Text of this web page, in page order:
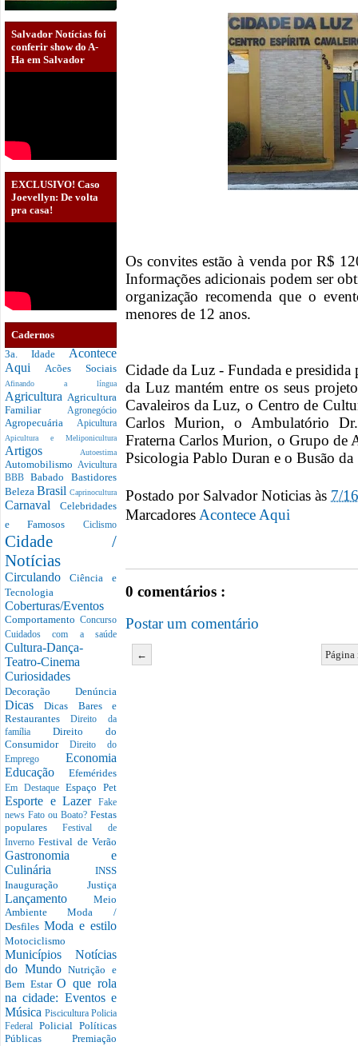
Salvador Notícias foi
conferir show do A-
Ha em Salvador
EXCLUSIVO! Caso
Joevellyn: De volta
pra casa!
Cadernos
3a. Idade Acontece
Aqui Acões Sociais
Afinando a língua
Agricultura Agricultura
Familiar Agronegócio
Agropecuária Apicultura
Apicultura e Meliponicultura
Artigos Autoestima
Automobilismo Avicultura
BBBBabado Bastidores
Beleza Brasil Caprinocultura
Carnaval Celebridades
e Famosos Ciclismo
Cidade /
Notícias
CirculandoCiência e
Tecnologia
Coberturas/Eventos
Comportamento Concurso
Cuidados com a saúde
Cultura-Dança-
Teatro-Cinema
Curiosidades
Decoração Denúncia
DicasDicas Bares e
RestaurantesDireito da
família Direito do
Consumidor Direito do
Emprego Economia
Educação Efemérides
Em Destaque Espaço Pet
Esporte e Lazer
Fake
news Fato ou Boato? Festas
popularesFestival de
InvernoFestival de Verão
Gastronomia e
Culinária INSS
Inauguração Justiça
Lançamento Meio
AmbienteModa /
Desfiles Moda e estilo
Motociclismo
Municípios Notícias
do MundoNutrição e
Bem EstarO que rola
na cidade: Eventos e
Música Piscicultura Policia
Federal Policial Políticas
Públicas Premiação
Os convites estão à venda por R$
Informações adicionais podem ser
organização recomenda que o
menores de 12 anos.
Cidade da Luz - Fundada e
da Luz mantém entre os seus
Cavaleiros da Luz, o Centro de
Carlos Murion, o Ambulatório
Fraterna Carlos Murion, o Grupo de
Psicologia Pablo Duran e o Busão da
Postado por Salvador Noticias às 7/
MarcadoresAcontece Aqui
0 comentários :
Postar um comentário
←